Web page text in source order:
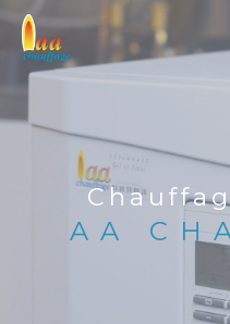
AA
Panneau de gestion des